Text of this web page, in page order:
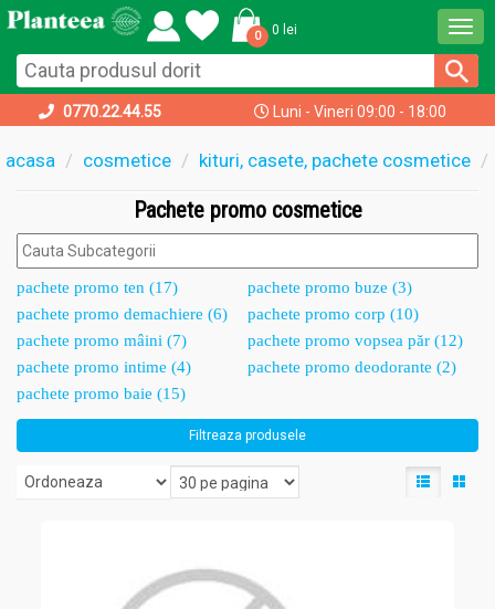
0 0 lei
0770.22.44.55 Luni - Vineri 09:00 - 18:00
acasa cosmetice kituri, casete, pachete cosmetice
Pachete promo cosmetice
pachete promo ten (17)
pachete promo buze (3)
pachete promo demachiere (6)
pachete promo corp (10)
pachete promo mâini (7)
pachete promo vopsea păr (12)
pachete promo intime (4)
pachete promo deodorante (2)
pachete promo baie (15)
Filtreaza produsele